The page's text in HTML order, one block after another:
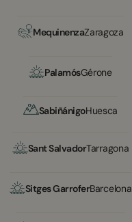
MequinenzaZaragoza
PalamósGérone
SabiñánigoHuesca
Sant SalvadorTarragona
Sitges GarroferBarcelona